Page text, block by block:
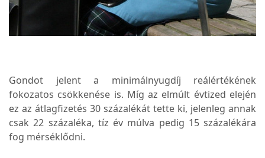
Gondot jelent a minimálnyugdíj reálértékének
fokozatos csökkenése is. Míg az elmúlt évtized elején
ez az átlagfizetés 30 százalékát tette ki, jelenleg annak
csak 22 százaléka, tíz év múlva pedig 15 százalékára
fog mérséklődni.